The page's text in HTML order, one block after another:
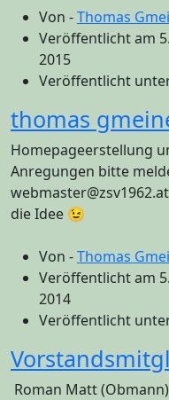
Von -Thomas
Veröffentlicht am
2015
Veröffentlicht
thomas
Homepageerstellung
Anregungen bitte
die Idee 😉
Von -Thomas
Veröffentlicht am
2014
Veröffentlicht
Roman Matt